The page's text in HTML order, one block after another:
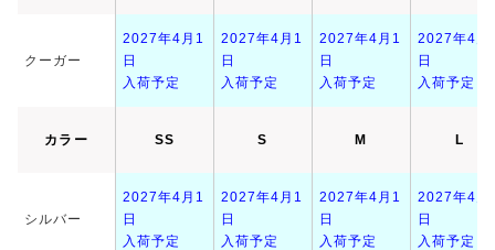
クーガー
2027年4月1
日
入荷予定
2027年4月1
日
入荷予定
2027年4月1
日
入荷予定
2027年4月
日
入荷予定
カラー SS S M L
シルバー
2027年4月1
日
入荷予定
2027年4月1
日
入荷予定
2027年4月1
日
入荷予定
2027年4月
日
入荷予定